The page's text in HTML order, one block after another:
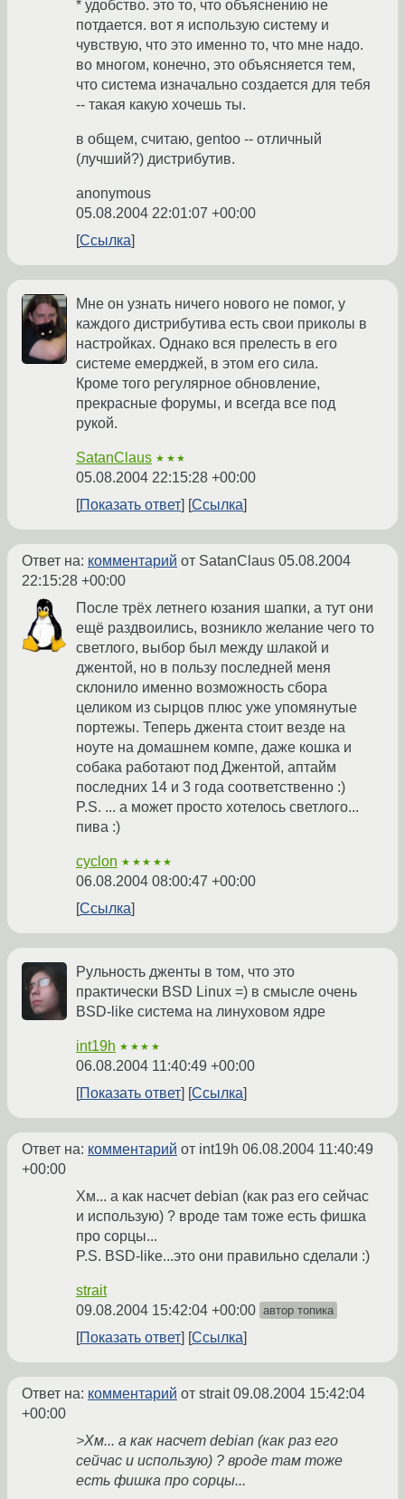
* удобство. это то, что объяснению не
потдается. вот я использую систему и
чувствую, что это именно то, что мне надо.
во многом, конечно, это объясняется тем,
что система изначально создается для тебя
-- такая какую хочешь ты.
в общем, считаю, gentoo -- отличный
(лучший?) дистрибутив.
anonymous
05.08.2004 22:01:07 +00:00
Ссылка
Мне он узнать ничего нового не помог, у
каждого дистрибутива есть свои приколы в
настройках. Однако вся прелесть в его
системе емерджей, в этом его сила.
Кроме того регулярное обновление,
прекрасные форумы, и всегда все под
рукой.
SatanClaus ★★★
05.08.2004 22:15:28 +00:00
Показать ответ
Ссылка
Ответ на: комментарий от SatanClaus 05.08.2004
22:15:28 +00:00
После трёх летнего юзания шапки, а тут они
ещё раздвоились, возникло желание чего то
светлого, выбор был между шлакой и
джентой, но в пользу последней меня
склонило именно возможность сбора
целиком из сырцов плюс уже упомянутые
портежы. Теперь джента стоит везде на
ноуте на домашнем компе, даже кошка и
собака работают под Джентой, аптайм
последних 14 и 3 года соответственно :)
P.S. ... а может просто хотелось светлого...
пива :)
cyclon ★★★★★
06.08.2004 08:00:47 +00:00
Ссылка
Рульность дженты в том, что это
практически BSD Linux =) в смысле очень
BSD-like система на линуховом ядре
int19h ★★★★
06.08.2004 11:40:49 +00:00
Показать ответ
Ссылка
Ответ на: комментарий от int19h 06.08.2004 11:40:49
+00:00
Хм... а как насчет debian (как раз его сейчас
и использую) ? вроде там тоже есть фишка
про сорцы...
P.S. BSD-likе...это они правильно сделали :)
strait
09.08.2004 15:42:04 +00:00 автор топика
Показать ответ Ссылка
Ответ на: комментарий от strait09.08.2004 15:42:04
+00:00
>Хм... а как насчет debian (как раз его
сейчас и использую) ? вроде там тоже
есть фишка про сорцы...